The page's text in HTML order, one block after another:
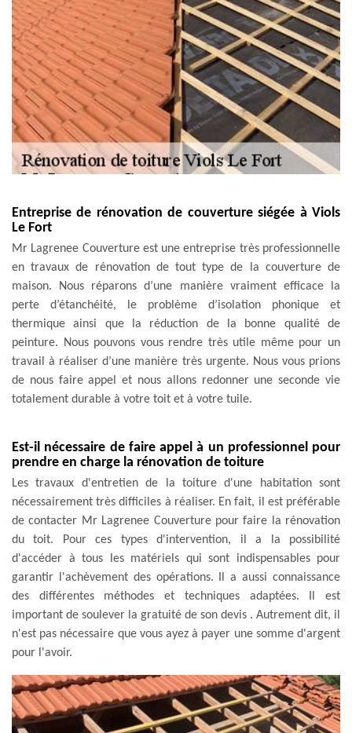
Entreprise de rénovation de couverture siégée à Viols
Le Fort
Mr Lagrenee Couverture est une entreprise très professionnelle
en travaux de rénovation de tout type de la couverture de
maison. Nous réparons d’une manière vraiment efficace la
perte d’étanchéité, le problème d’isolation phonique et
thermique ainsi que la réduction de la bonne qualité de
peinture. Nous pouvons vous rendre très utile même pour un
travail à réaliser d’une manière très urgente. Nous vous prions
de nous faire appel et nous allons redonner une seconde vie
totalement durable à votre toit et à votre tuile.
Est-il nécessaire de faire appel à un professionnel pour
prendre en charge la rénovation de toiture
Les travaux d'entretien de la toiture d'une habitation sont
nécessairement très difficiles à réaliser. En fait, il est préférable
de contacter Mr Lagrenee Couverture pour faire la rénovation
du toit. Pour ces types d'intervention, il a la possibilité
d'accéder à tous les matériels qui sont indispensables pour
garantir l'achèvement des opérations. Il a aussi connaissance
des différentes méthodes et techniques adaptées. Il est
important de soulever la gratuité de son devis . Autrement dit, il
n'est pas nécessaire que vous ayez à payer une somme d'argent
pour l'avoir.